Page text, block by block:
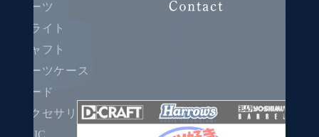
ダーツ
フライト
シャフト
ダーツケース
ボード
アクセサリー
CLIC